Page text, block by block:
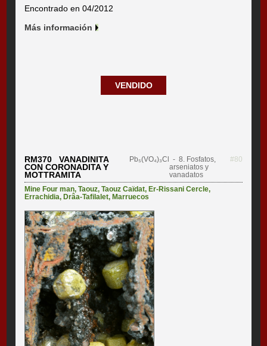
Encontrado en 04/2012
Más información
VENDIDO
RM370 VANADINITA
CON CORONADITA Y
MOTTRAMITA
Pb₅(VO₄)₃Cl - 8. Fosfatos,
arseniatos y
vanadatos
#80
Mine Four man,Taouz,Taouz Caïdat,Er-Rissani Cercle,
Errachidia,Drâa-Tafilalet,Marruecos